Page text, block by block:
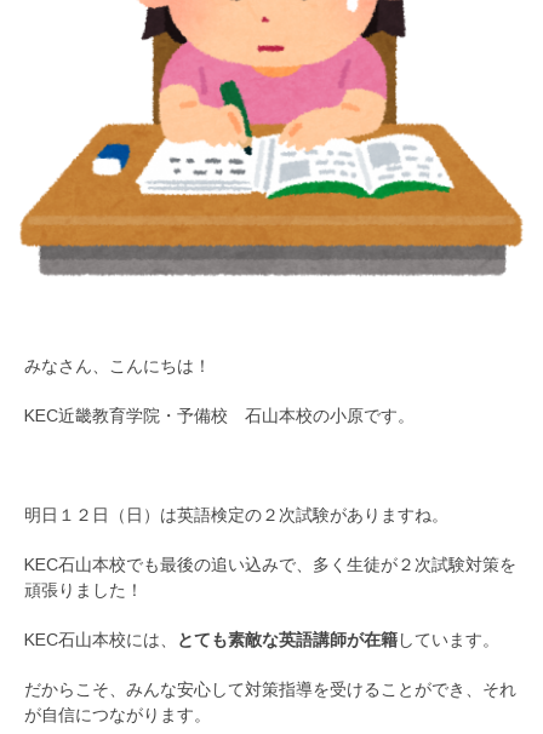
みなさん、こんにちは！
KEC近畿教育学院・予備校 石山本校の小原です。
明日１２日（日）は英語検定の２次試験がありますね。
KEC石山本校でも最後の追い込みで、多く生徒が２次試験対策を
頑張りました！
KEC石山本校には、 とても素敵な英語講師が在籍しています。
だからこそ、みんな安心して対策指導を受けることができ、それ
が自信につながります。